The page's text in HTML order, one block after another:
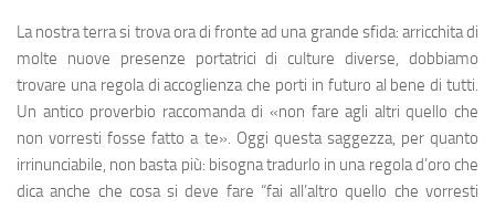
La nostra terra si trova ora di fronte ad una grande sfida: arricchita di
molte nuove presenze portatrici di culture diverse, dobbiamo
trovare una regola di accoglienza che porti in futuro al bene di tutti.
Un antico proverbio raccomanda di «non fare agli altri quello che
non vorresti fosse fatto a te». Oggi questa saggezza, per quanto
irrinunciabile, non basta più: bisogna tradurlo in una regola d’oro che
dica anche che cosa si deve fare “fai all’altro quello che vorresti